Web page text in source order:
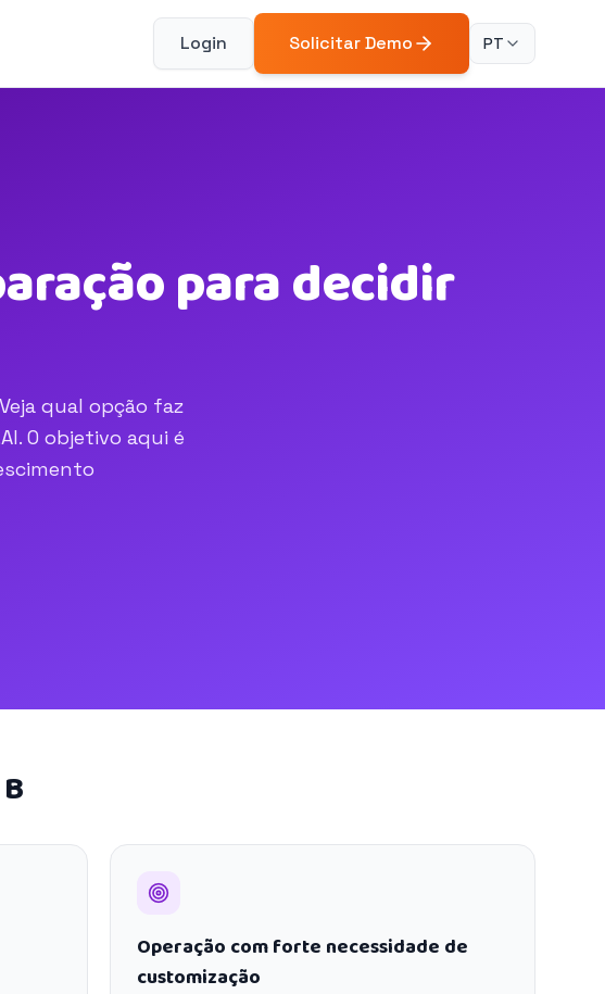
Login Solicitar Demo PT
para decidir
qual opção faz
O objetivo aqui é
Operação com forte necessidade de
customização